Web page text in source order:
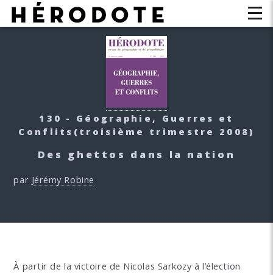
130 - Géographie, Guerres et
Conflits (troisième trimestre 2008)
Des ghettos dans la nation
par Jérémy Robine
À partir de la victoire de Nicolas Sarkozy à l’élection